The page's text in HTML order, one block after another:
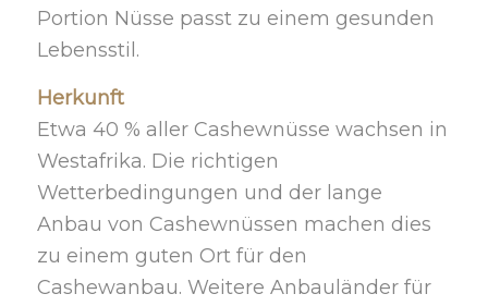
Portion Nüsse passt zu einem gesunden
Lebensstil.
Herkunft
Etwa 40 % aller Cashewnüsse wachsen in
Westafrika. Die richtigen
Wetterbedingungen und der lange
Anbau von Cashewnüssen machen dies
zu einem guten Ort für den
Cashewanbau. Weitere Anbauländer für